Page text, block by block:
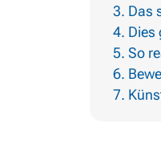
Das
Dies
So